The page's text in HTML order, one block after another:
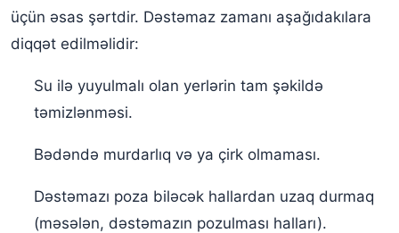
üçün əsas şərtdir. Dəstəmaz zamanı aşağıdakılara
diqqət edilməlidir:
Su ilə yuyulmalı olan yerlərin tam şəkildə
təmizlənməsi.
Bədəndə murdarlıq və ya çirk olmaması.
Dəstəmazı poza biləcək hallardan uzaq durmaq
(məsələn, dəstəmazın pozulması halları).